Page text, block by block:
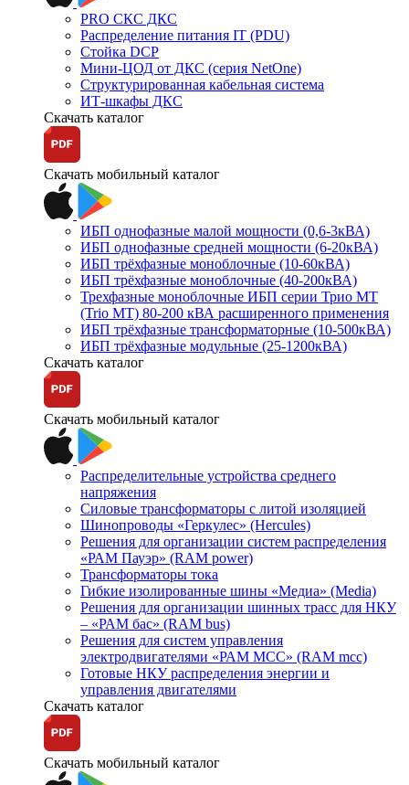
PRO СКС ДКС
Распределение питания IT (PDU)
Стойка DCP
Мини-ЦОД от ДКС (серия NetOne)
Структурированная кабельная система
ИТ-шкафы ДКС
Скачать каталог
Скачать мобильный каталог
ИБП однофазные малой мощности (0,6-3кВА)
ИБП однофазные средней мощности (6-20кВА)
ИБП трёхфазные моноблочные (10-60кВА)
ИБП трёхфазные моноблочные (40-200кВА)
Трехфазные моноблочные ИБП серии Трио МТ
(Trio MT) 80-200 кВА расширенного применения
ИБП трёхфазные трансформаторные (10-500кВА)
ИБП трёхфазные модульные (25-1200кВА)
Скачать каталог
Скачать мобильный каталог
Распределительные устройства среднего
напряжения
Силовые трансформаторы с литой изоляцией
Шинопроводы «Геркулес» (Hercules)
Решения для организации систем распределения
«РАМ Пауэр» (RAM power)
Трансформаторы тока
Гибкие изолированные шины «Медиа» (Media)
Решения для организации шинных трасс для НКУ
– «РАМ бас» (RAM bus)
Решения для систем управления
электродвигателями «РАМ МСС» (RAM mcc)
Готовые НКУ распределения энергии и
управления двигателями
Скачать каталог
Скачать мобильный каталог